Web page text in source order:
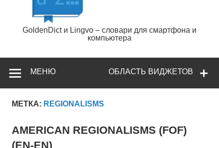
GoldenDict и Lingvo – словари для смартфона и
компьютера
ОБЛАСТЬ ВИДЖЕТОВ
МЕНЮ
МЕТКА: REGIONALISMS
AMERICAN REGIONALISMS (FOF)
(EN-EN)